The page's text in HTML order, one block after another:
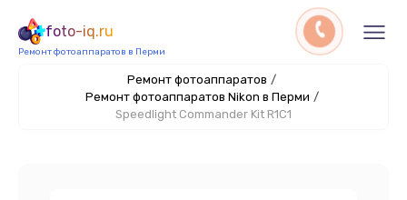
foto-iq.ru
Ремонт фотоаппаратов в Перми
Ремонт фотоаппаратов /
Ремонт фотоаппаратов Nikon в Перми /
Speedlight Commander Kit R1C1